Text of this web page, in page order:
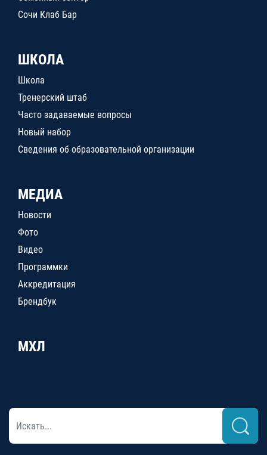
Сочи Клаб Бар
ШКОЛА
Школа
Тренерский штаб
Часто задаваемые вопросы
Новый набор
Сведения об образовательной организации
МЕДИА
Новости
Фото
Видео
Программки
Аккредитация
Брендбук
МХЛ